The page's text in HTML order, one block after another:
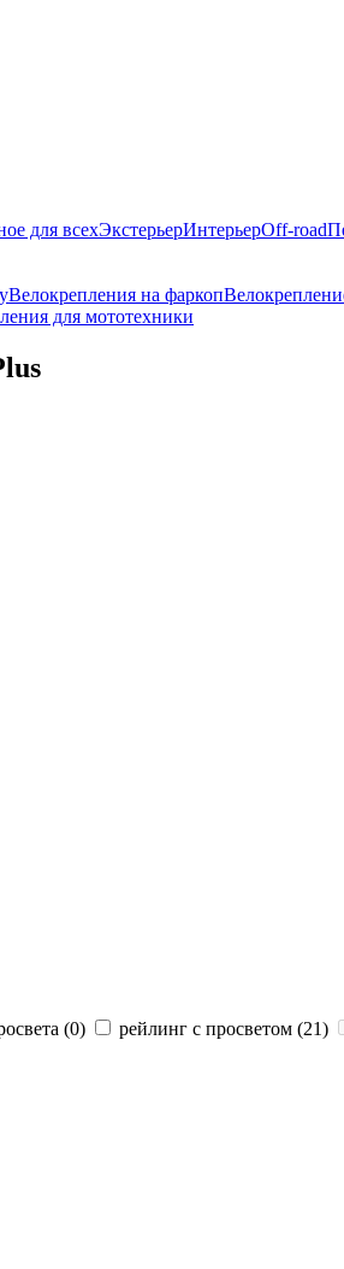
для всехЭкстерьерИнтерьерOff-road
Велокрепления на фаркоп
для мототехники
(0) рейлинг с просветом (21)